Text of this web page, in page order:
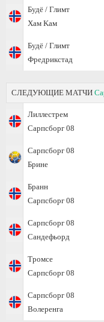
Будё / Глимт
Хам Kам
Будё / Глимт
Фредрикстад
СЛЕДУЮЩИЕ МАТЧИ
Лиллестрем
Сарпсборг 08
Сарпсборг 08
Брине
Бранн
Сарпсборг 08
Сарпсборг 08
Сандефьорд
Тромсе
Сарпсборг 08
Сарпсборг 08
Волеренга